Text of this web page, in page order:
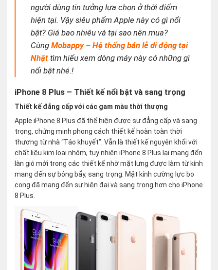
người dùng tin tưởng lựa chọn ở thời điểm
hiện tại. Vậy siêu phẩm Apple này có gì nổi
bật? Giá bao nhiêu và tại sao nên mua?
CùngMobappy – Hệ thống bán lẻ di động tại
Nhật tìm hiểu xem dòng máy này có những gì
nổi bật nhé.!
iPhone 8 Plus – Thiết kế nổi bật và sang trọng
Thiết kế đẳng cấp với các gam màu thời thượng
Apple iPhone 8 Plus đã thể hiện được sự đẳng cấp và sang
trọng, chứng minh phong cách thiết kế hoàn toàn thời
thượng từ nhà “Táo khuyết”. Vẫn là thiết kế nguyên khối với
chất liệu kim loại nhôm, tuy nhiên iPhone 8 Plus lại mang đến
làn gió mới trong các thiết kế nhờ mặt lưng được làm từ kính
mang đến sự bóng bẩy, sang trọng. Mặt kính cường lực bo
cong đã mang đến sự hiện đại và sang trọng hơn cho iPhone
8 Plus.